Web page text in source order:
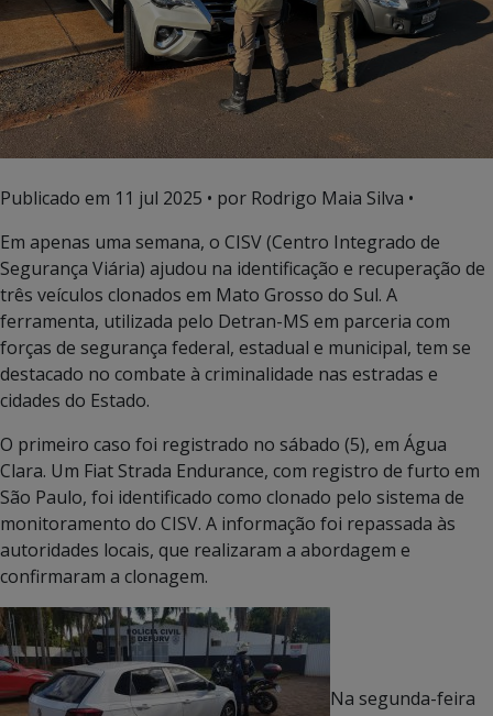
Publicado em 11 jul 2025 • por Rodrigo Maia Silva •
Em apenas uma semana, o CISV (Centro Integrado de
Segurança Viária) ajudou na identificação e recuperação de
três veículos clonados em Mato Grosso do Sul. A
ferramenta, utilizada pelo Detran-MS em parceria com
forças de segurança federal, estadual e municipal, tem se
destacado no combate à criminalidade nas estradas e
cidades do Estado.
O primeiro caso foi registrado no sábado (5), em Água
Clara. Um Fiat Strada Endurance, com registro de furto em
São Paulo, foi identificado como clonado pelo sistema de
monitoramento do CISV. A informação foi repassada às
autoridades locais, que realizaram a abordagem e
confirmaram a clonagem.
Na segunda-feira